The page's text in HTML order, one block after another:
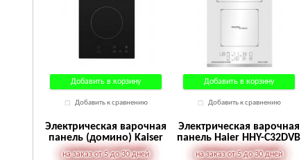
Добавить в корзину
Добавить к сравнению
Добавить в корзину
Добавить к сравнению
Электрическая варочная
панель (домино) Kaiser
KCT 3721 F
на заказ от 5 до 30 дней
Электрическая варочная
панель Haier HHY-C32DVB
на заказ от 5 до 30 дней